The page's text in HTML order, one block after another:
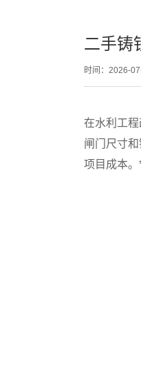
二手铸
时间：2026-
在水利工
闸门尺寸
项目成本